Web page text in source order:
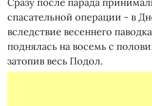
спасательной операции - в
вследствие весеннего
поднялась на восемь с
затопив весь Подол.